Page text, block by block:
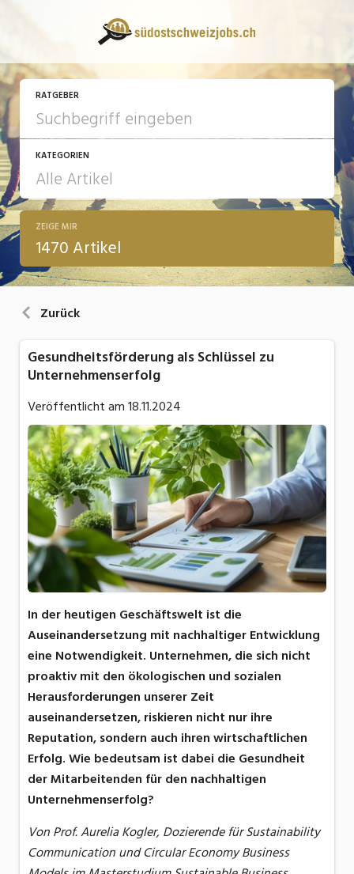
RATGEBER
KATEGORIEN
13 Fragen - 13 Antworten
Arbeit
ZEIGE MIR
1470 Artikel
Zurück
Gesundheitsförderung als Schlüssel zu
Unternehmenserfolg
Veröffentlicht am18.11.2024
In der heutigen Geschäftswelt ist die
Auseinandersetzung mit nachhaltiger Entwicklung
eine Notwendigkeit. Unternehmen, die sich nicht
proaktiv mit den ökologischen und sozialen
Herausforderungen unserer Zeit
auseinandersetzen, riskieren nicht nur ihre
Reputation, sondern auch ihren wirtschaftlichen
Erfolg. Wie bedeutsam ist dabei die Gesundheit
der Mitarbeitenden für den nachhaltigen
Unternehmenserfolg?
Von Prof. Aurelia Kogler, Dozierende für Sustainability
Communication und Circular Economy Business